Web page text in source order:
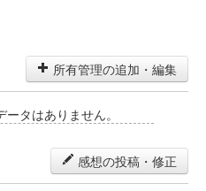
所有管理の追加・編集
タはありません。
感想の投稿・修正